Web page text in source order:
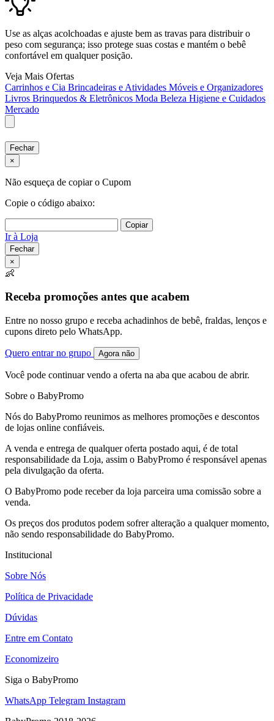
Use as alças acolchoadas e ajuste bem as travas para distribuir o
peso com segurança; isso protege suas costas e mantém o bebê
confortável em qualquer posição.
Veja Mais Ofertas
Carrinhos e Cia Brincadeiras e Atividades Móveis e Organizadores
Livros Brinquedos & Eletrônicos Moda Beleza Higiene e Cuidados
Mercado
Fechar
×
Não esqueça de copiar o Cupom
Copie o código abaixo:
Copiar
Ir à Loja
Fechar
×
👶
Receba promoções antes que acabem
Entre no nosso grupo e receba achadinhos de bebê, fraldas, lenços e
cupons direto pelo WhatsApp.
Quero entrar no grupo Agora não
Você pode continuar vendo a oferta na aba que acabou de abrir.
Sobre o BabyPromo
Nós do BabyPromo reunimos as melhores promoções e descontos
de lojas online confiáveis.
A venda e entrega de qualquer oferta postado aqui, é de total
responsabilidade da Loja, assim o BabyPromo é responsável apenas
pela divulgação da oferta.
O BabyPromo pode receber da loja parceira uma comissão sobre a
venda.
Os preços dos produtos podem sofrer alteração a qualquer momento,
não sendo responsabilidade do BabyPromo.
Institucional
Sobre Nós
Política de Privacidade
Dúvidas
Entre em Contato
Economizeiro
Siga o BabyPromo
WhatsApp Telegram Instagram